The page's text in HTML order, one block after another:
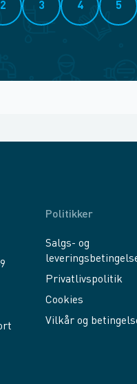
2 3 4 5
Politikker
Salgs- og
Privatlivspolitik
Cookies
Vilkår og